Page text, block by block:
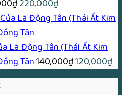
₫
gốc
là:
240,000₫.
220,000₫
hiện
là:
220,000₫.
Lã Động Tân (Thái Ất Kim
Tân140,000₫Giá
gốc
120,000₫